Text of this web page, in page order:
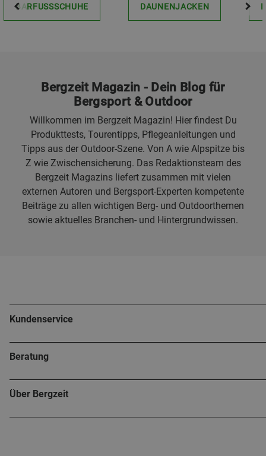
BARFUSSSCHUHE DAUNENJACKEN
Bergzeit Magazin - Dein Blog für
Bergsport & Outdoor
Willkommen im Bergzeit Magazin! Hier findest Du
Produkttests, Tourentipps, Pflegeanleitungen und
Tipps aus der Outdoor-Szene. Von A wie Alpspitze bis
Z wie Zwischensicherung. Das Redaktionsteam des
Bergzeit Magazins liefert zusammen mit vielen
externen Autoren und Bergsport-Experten kompetente
Beiträge zu allen wichtigen Berg- und Outdoorthemen
sowie aktuelles Branchen- und Hintergrundwissen.
Kundenservice
Beratung
Über Bergzeit